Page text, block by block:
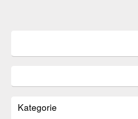
Kategorie